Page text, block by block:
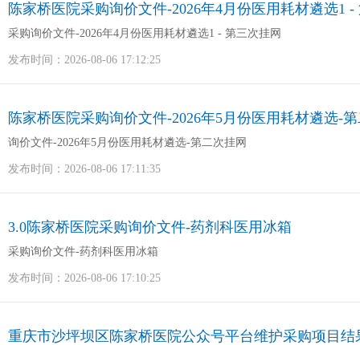
陈家桥医院采购询价文件-2026年4月份医用耗材遴选1 -
采购询价文件-2026年4月份医用耗材遴选1 - 第三次挂网
发布时间：2026-08-06 17:12:25
陈家桥医院采购询价文件-2026年5月份医用耗材遴选-
询价文件-2026年5月份医用耗材遴选-第二次挂网
发布时间：2026-08-06 17:11:35
3.0陈家桥医院采购询价文件-药剂科医用冰箱
采购询价文件-药剂科医用冰箱
发布时间：2026-08-06 17:10:25
重庆市沙坪坝区陈家桥医院公众号平台维护采购项目结